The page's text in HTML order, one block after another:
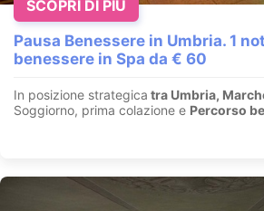
Pausa Benessere in Umbria. 1
benessere in Spa da € 60
In posizione strategica tra Umbria,
Soggiorno, prima colazione e Percorso
SCOPRI DI PIÙ